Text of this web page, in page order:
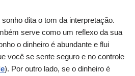
dita o tom da interpretação.
serve como um reflexo da sua
o dinheiro é abundante e flui
você se sente seguro e no controle
). Por outro lado, se o dinheiro é